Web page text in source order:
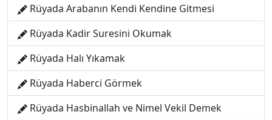
Rüyada Arabanın Kendi Kendine Gitmesi
Rüyada Kadir Suresini Okumak
Rüyada Halı Yıkamak
Rüyada Haberci Görmek
Rüyada Hasbinallah ve Nimel Vekil Demek